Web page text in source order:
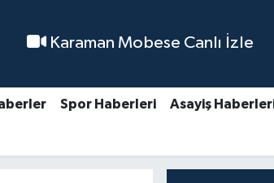
Karaman Mobese Canlı İzle
Spor Haberleri Asayiş